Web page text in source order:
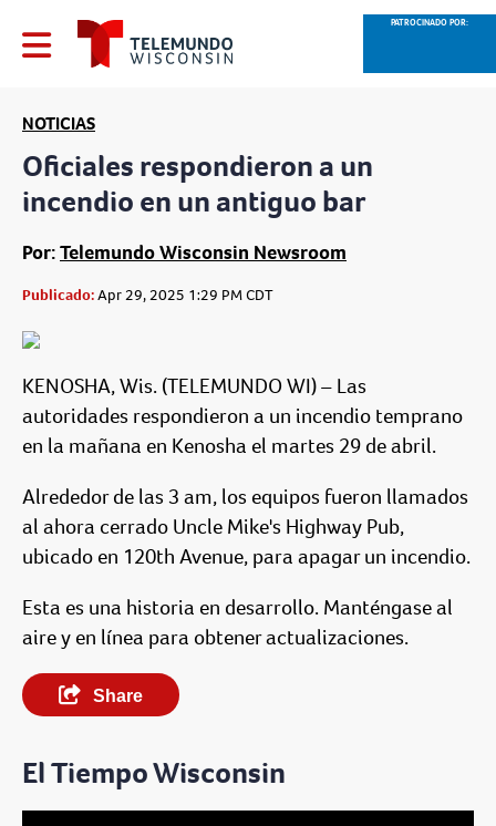
PATROCINADO POR:
NOTICIAS
Oficiales respondieron a un
incendio en un antiguo bar
Por:Telemundo Wisconsin Newsroom
Publicado:Apr 29, 2025 1:29 PM CDT
KENOSHA, Wis. (TELEMUNDO WI) – Las
autoridades respondieron a un incendio temprano
en la mañana en Kenosha el martes 29 de abril.
Alrededor de las 3 am, los equipos fueron llamados
al ahora cerrado Uncle Mike's Highway Pub,
ubicado en 120th Avenue, para apagar un incendio.
Esta es una historia en desarrollo. Manténgase al
aire y en línea para obtener actualizaciones.
Share
El Tiempo Wisconsin